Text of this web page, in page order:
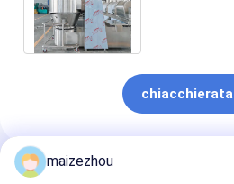
Asciugatrice industriale
Essiccatore della pagaia
chiacchierata
Prodotti Raccomandati
maizezhou